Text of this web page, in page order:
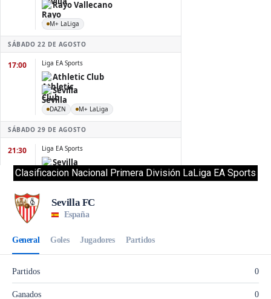
Clasificacion Nacional Primera División LaLiga EA Sports